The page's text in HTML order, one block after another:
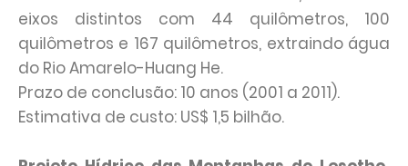
eixos distintos com 44 quilômetros, 100
quilômetros e 167 quilômetros, extraindo água
do Rio Amarelo-Huang He.
Prazo de conclusão: 10 anos (2001 a 2011).
Estimativa de custo: US$ 1,5 bilhão.